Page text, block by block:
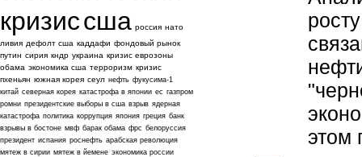
этом
кризиссша россия нато
ливия дефолт сша каддафи фондовый рынок
путин сирия кндр украина кризис еврозоны
обама экономика сша терроризм кризис
пхеньян южная корея сеул нефть фукусима-1
китай северная корея катастрофа в японии ес газпром
ромни президентские выборы в сша взрыв ядерная
катастрофа политика коррупция япония греция банк
взрывы в бостоне мвф барак обама фрс белоруссия
президент испания роснефть арабская революция
мятеж в сирии мятеж в йемене экономика россии